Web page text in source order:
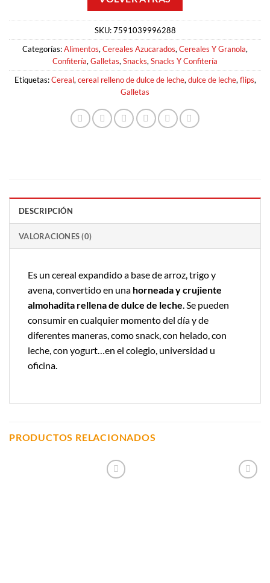
SKU:7591039996288
Categorías:Alimentos, Cereales Azucarados, Cereales Y Granola,
Confitería, Galletas, Snacks, Snacks Y Confitería
Etiquetas:Cereal, cereal relleno de dulce de leche, dulce de leche, flips,
Galletas
DESCRIPCIÓN
VALORACIONES (0)
Es un cereal expandido a base de arroz, trigo y
avena, convertido en una horneada y crujiente
almohadita rellena de dulce de leche . Se pueden
consumir en cualquier momento del día y de
diferentes maneras, como snack, con helado, con
leche, con yogurt…en el colegio, universidad u
oficina.
PRODUCTOS RELACIONADOS